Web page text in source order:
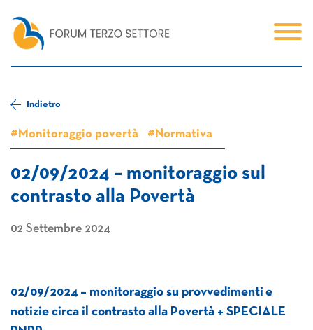
Indietro
#Monitoraggio povertà #Normativa
02/09/2024 – monitoraggio sul
contrasto alla Povertà
02 Settembre 2024
02/09/2024 – monitoraggio su provvedimenti e
notizie circa il contrasto alla Povertà + SPECIALE